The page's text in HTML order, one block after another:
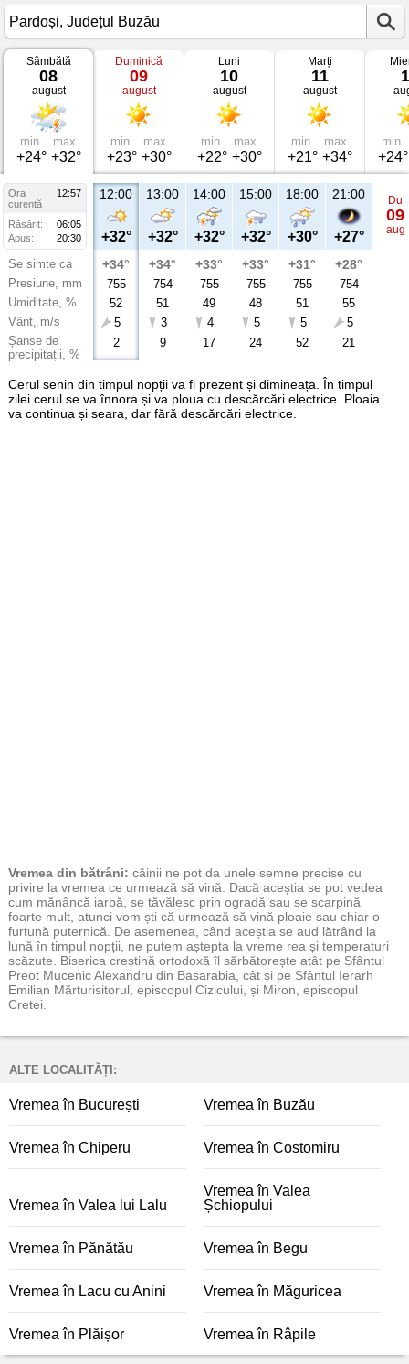
Vremea
Pardoși
Județul
Buzău
Sâmbătă
08
august
min.
+24°
max.
+32°
Duminică
09
august
min.
+23°
max.
+30°
Luni
10
august
min.
+22°
max.
+30°
Marți
11
august
min.
+21°
max.
+34°
min.
+24°
Ora
12:57
curentă
Răsărit:
06:05
Apus:
20:30
Se simte ca
Presiune, mm
Umiditate, %
Vânt, m/s
Șanse de
precipitații, %
12:00
+32°
+34°
755
52
5
2
13:00
+32°
+34°
754
51
3
9
14:00
+32°
+33°
755
49
4
17
15:00
+32°
+33°
755
48
5
24
18:00
+30°
+31°
755
51
5
52
21:00
+27°
+28°
754
55
5
21
Du
09
aug
Cerul senin din timpul nopții va fi prezent și dimineața. În timpul
zilei cerul se va înnora și va ploua cu descărcări electrice. Ploaia
va continua și seara, dar fără descărcări electrice.
Vremea din bătrâni: câinii ne pot da unele semne precise cu
privire la vremea ce urmează să vină. Dacă aceștia se pot vedea
cum mănâncă iarbă, se tăvălesc prin ogradă sau se scarpină
foarte mult, atunci vom ști că urmează să vină ploaie sau chiar o
furtună puternică. De asemenea, când aceștia se aud lătrând la
lună în timpul nopții, ne putem aștepta la vreme rea și temperaturi
scăzute. Biserica creștină ortodoxă îl sărbătorește atât pe Sfântul
Preot Mucenic Alexandru din Basarabia, cât și pe Sfântul Ierarh
Emilian Mărturisitorul, episcopul Cizicului, și Miron, episcopul
Cretei.
ALTE LOCALITĂȚI:
Vremea în București Vremea în Buzău
Vremea în Chiperu Vremea în Costomiru
Vremea în Valea lui Lalu
Vremea în Valea
Șchiopului
Vremea în Pănătău Vremea în Begu
Vremea în Lacu cu Anini Vremea în Măguricea
Vremea în Plăișor Vremea în Râpile